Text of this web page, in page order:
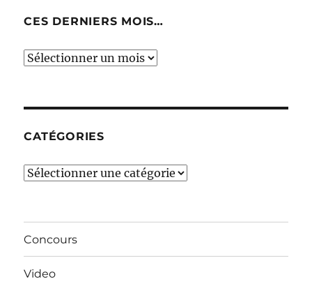
CES DERNIERS MOIS…
Ces
CATÉGORIES
Catégories
Concours
Video